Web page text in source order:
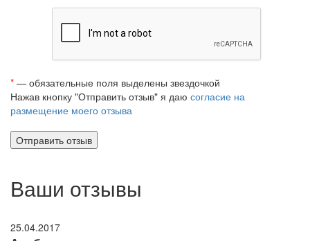
* — обязательные поля выделены звездочкой
Нажав кнопку "Отправить отзыв" я даю согласие на
размещение моего отзыва
Ваши отзывы
25.04.2017